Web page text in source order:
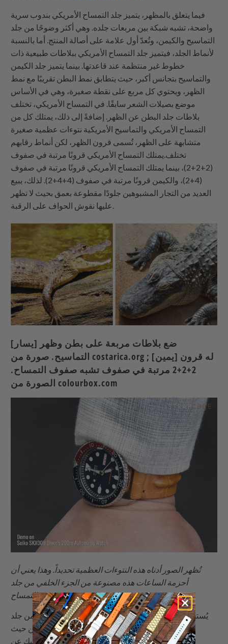
فيما يتعلق بالمظهر، يتميز جلد التمساح الأمريكي بندوب سرية
واضحة، تشبه شبكة بين مربعات جلده. وهي أكثر وضوحًا من جلد
التماسيح والكيمن، وتُعدّ أول علامة على أصالة المنتج. أما بالنسبة
لأنماط الجلد، فيتميز جلد التمساح الأمريكي ببلاطات طبيعية ذات
خطوط غير منتظمة عند قاعدتها. بينما يتميز جلد الكيمن
والتماسيح بتجانس أكبر، حيث يتطابق نمط البطن تقريبًا مع نمط
الظهر، ويحتوي كل مربع على نقطة صغيرة، وهي في الأساس
موضع بصيلات الشعر سابقًا. في التمساح الأمريكي، تختلف
بلاطات جلد البطن عن الظهر. إضافةً إلى ذلك، يمتلك كل من
التمساح الأمريكي والتماسيح الأمريكية نتوءات عظمية صغيرة
متشابهة على الظهر، تُسمى قرون الظهر، لكن أنماط رقابهم
تختلف.يمتلك التمساح الأمريكي قرونًا مرتبة في صفوف
(2+2+2)، بينما يمتلك التمساح الأمريكي قرونًا مرتبة في صفوف
(4+2)، والكيمن قرونًا مرتبة في صفوف (4+4+2). لذلك، يبيع
العديد من التجار المشبوهين جلودًا مقطوعة بعمق بحيث لا تظهر
[يسار] ضع بلاطات مربعة على بطن وظهر
التماسيح. صورة من costarica.org ; [يمين] له قرون
2+2+2 مرتبة في صفوف تشبه صفوف التمساح.
الصورة من colourbox.com
تُظهر الصور أدناه هذه النتوءات العظمية تحديداً. وهذا يعني أن
أحزمة الساعات هذه مصنوعة من الجزء الخلفي من جلد
التمساح.
يُستخدم جلد جانبي التمساح بشكل شائع لأنه أقل تكلفة من جلد
البطن والظهر. ومع ذلك، فهو يتفوق عليه بكثير من حيث
الخصائص، وبالتالي أغلى ثمناً، من جلد التماسيح، ناهيك عن